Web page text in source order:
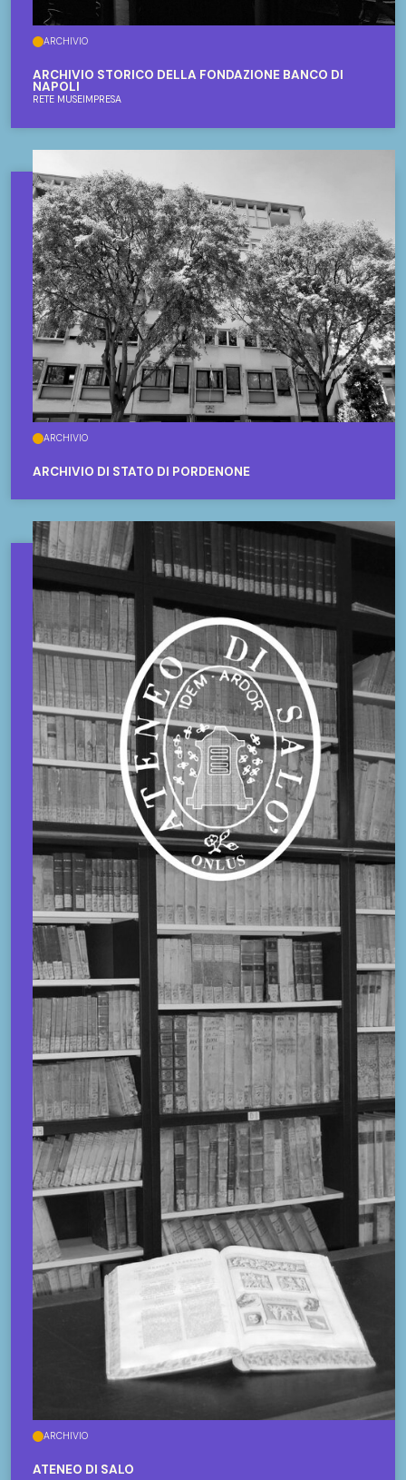
ARCHIVIO
ARCHIVIO STORICO DELLA FONDAZIONE BANCO DI
NAPOLI
RETE MUSEIMPRESA
ARCHIVIO
ARCHIVIO DI STATO DI PORDENONE
ARCHIVIO
ATENEO DI SALÒ